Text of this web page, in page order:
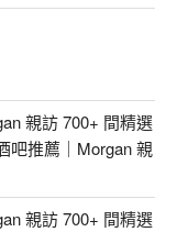
親訪 700+ 間精選
吧推薦｜Morgan 親
親訪 700+ 間精選